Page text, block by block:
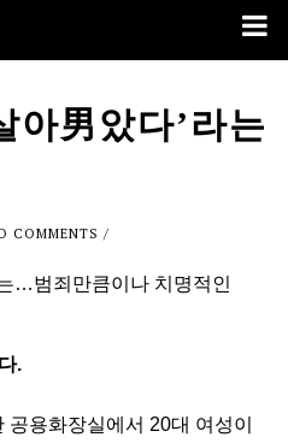
아男았다’라는
COMMENTS /
…범죄만큼이나 치명적인
.
용화장실에서 20대 여성이